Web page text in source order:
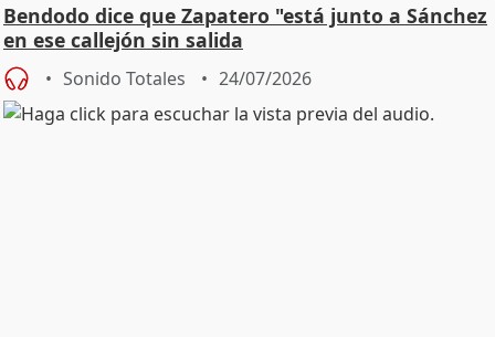
Bendodo dice que Zapatero "está junto a Sánchez
en ese callejón sin salida
Sonido Totales 24/07/2026